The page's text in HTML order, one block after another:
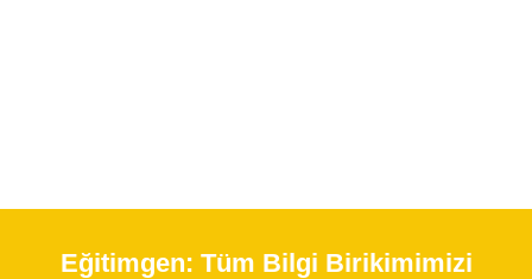
Eğitimgen: Tüm Bilgi Birikimimizi